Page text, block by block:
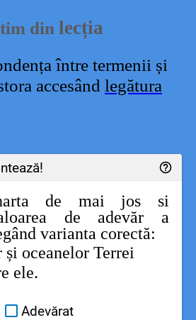
din lecția
între termenii și
accesând legătura
de mai jos si
de adevăr a
varianta corectă:
oceanelor Terrei
ele.
Adevărat